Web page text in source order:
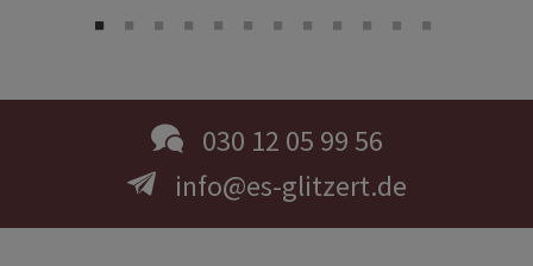
030 12 05 99 56
info@es-glitzert.de